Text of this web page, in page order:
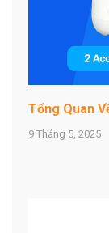
Tổng Quan
9 Tháng 5, 2025